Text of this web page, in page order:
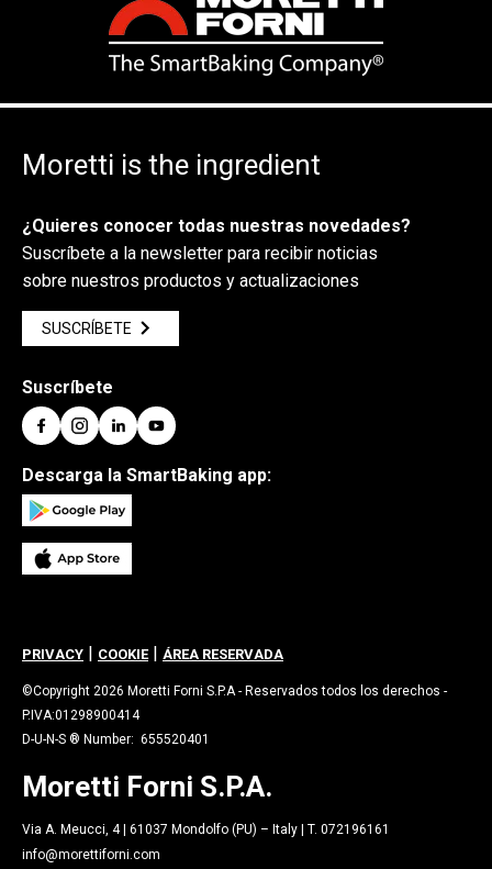
Moretti is the ingredient
¿Quieres conocer todas nuestras novedades?
Suscríbete a la newsletter para recibir noticias
sobre nuestros productos y actualizaciones
SUSCRÍBETE
Suscríbete
Descarga la SmartBaking app:
PRIVACY | COOKIE | ÁREA RESERVADA
©Copyright 2026 Moretti Forni S.P.A - Reservados todos los derechos -
P.IVA:01298900414
D-U-N-S ® Number: 655520401
Moretti Forni S.P.A.
Via A. Meucci, 4 | 61037 Mondolfo (PU) – Italy | T. 072196161
info@morettiforni.com